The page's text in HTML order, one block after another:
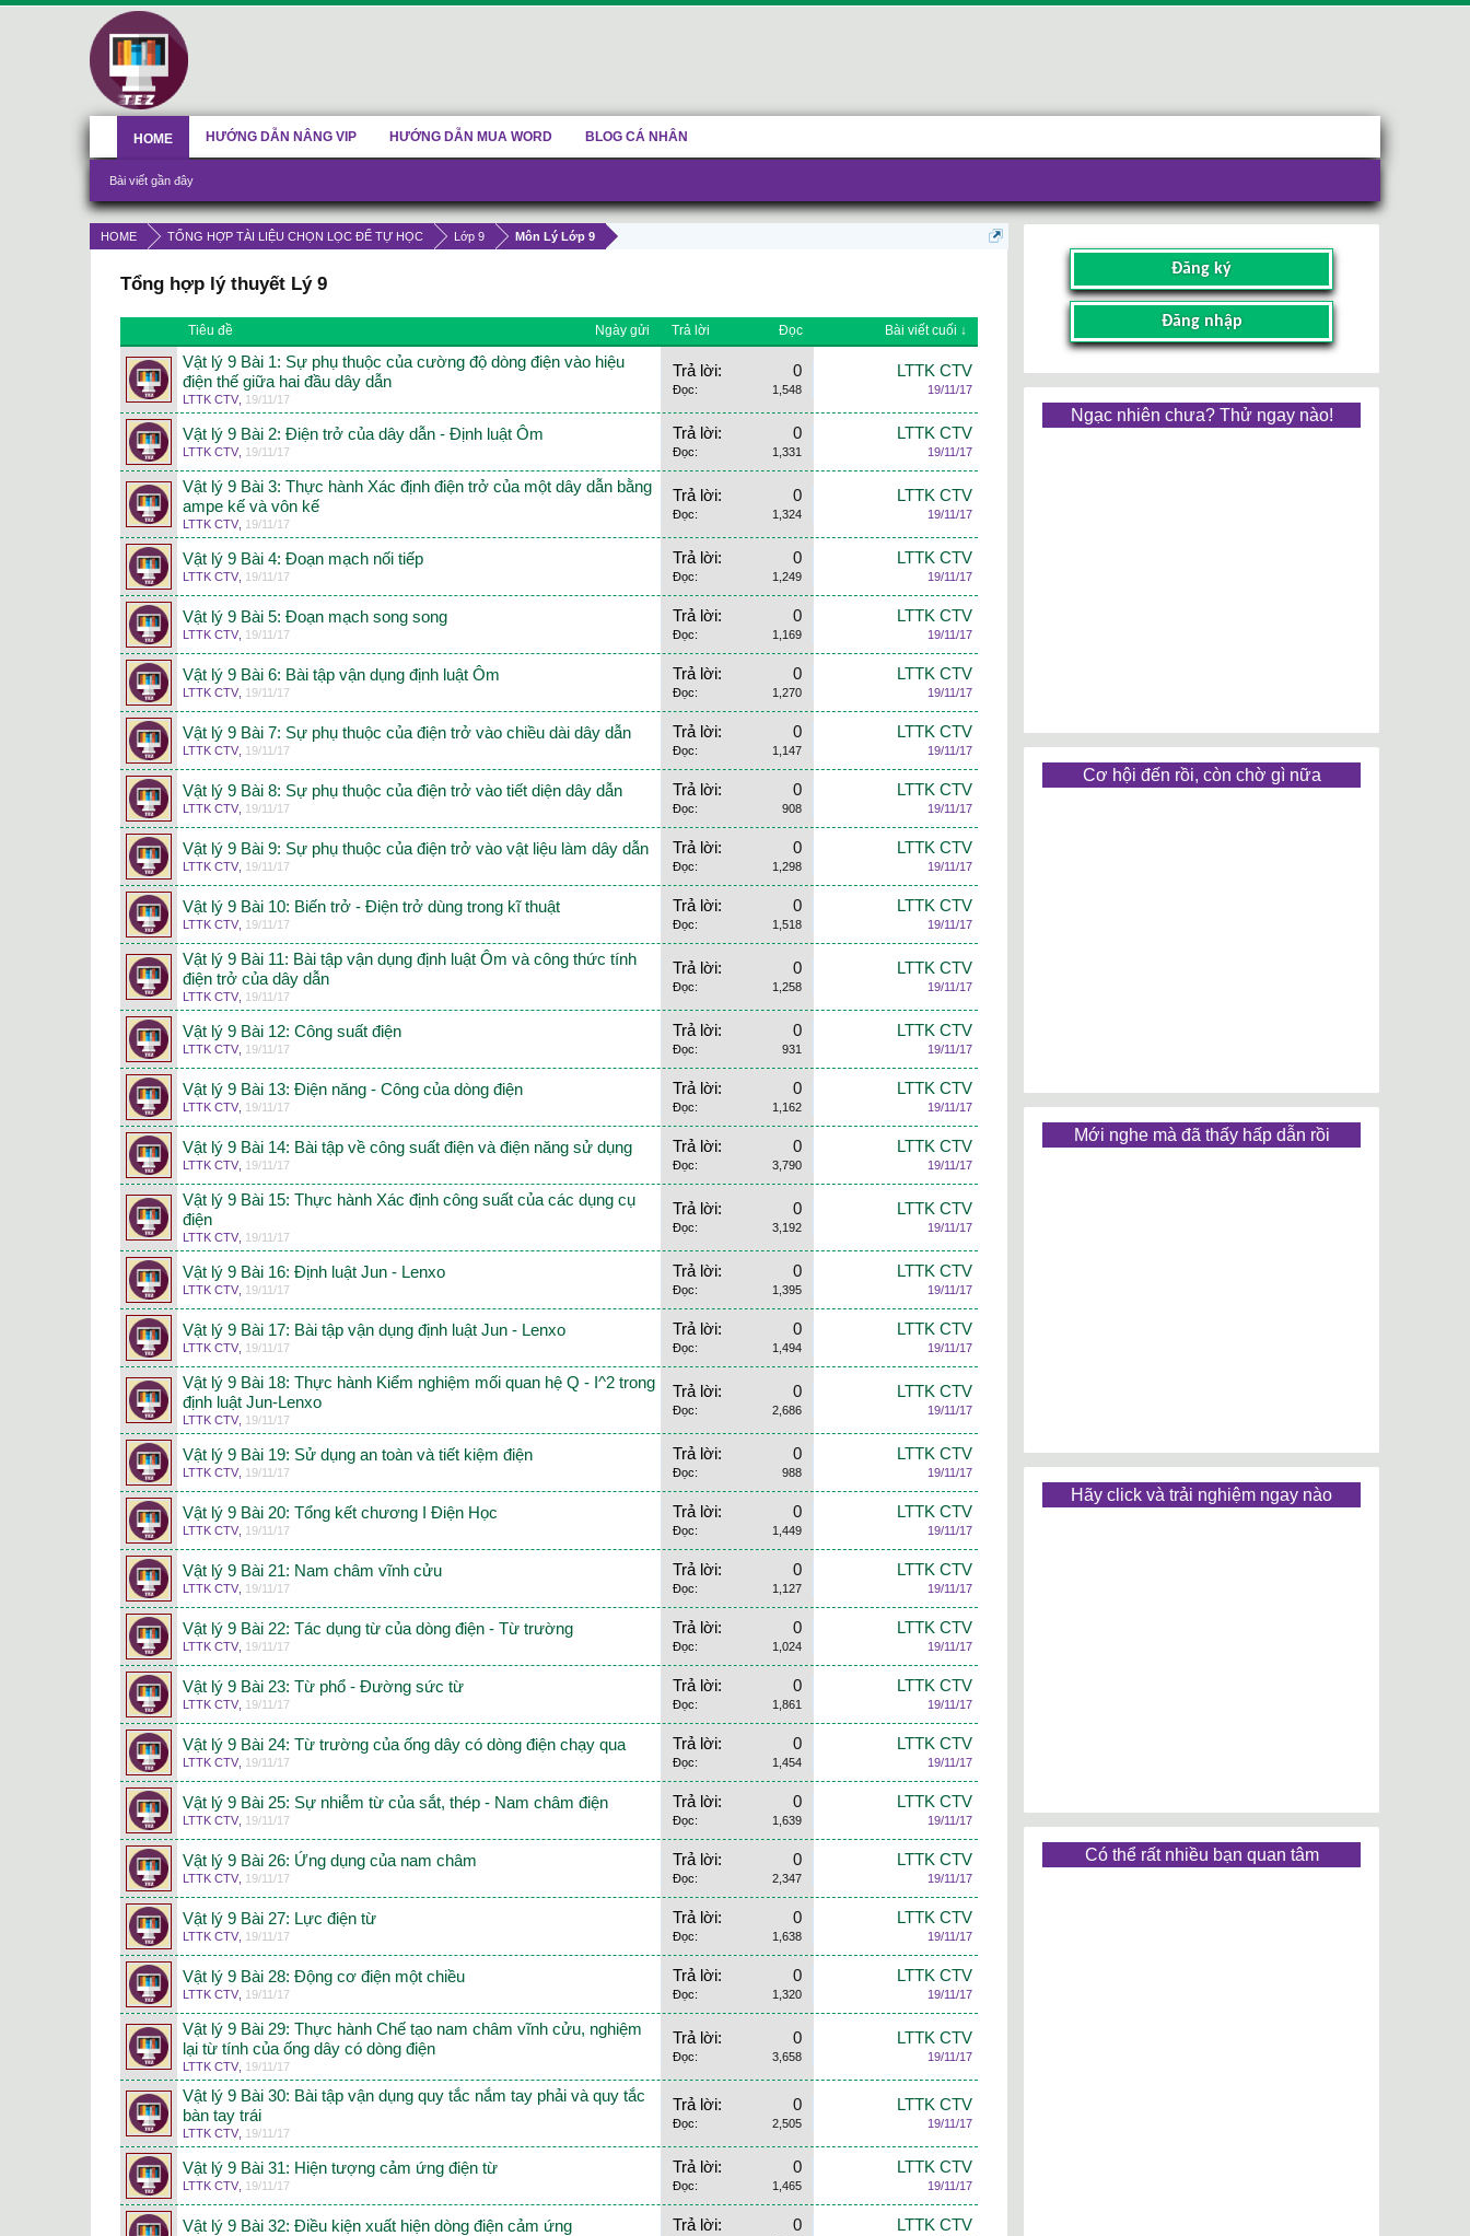
HOME TỔNG HỢP TÀI LIỆU CHỌN LỌC ĐỂ TỰ HỌC Lớp 9 Môn Lý Lớp 9
Tổng hợp lý thuyết Lý 9
Tiêu đề Ngày gửi Trả lời Đọc Bài viết cuối ↓
Vật lý 9 Bài 1: Sự phụ thuộc của cường độ dòng điện vào hiệu
điện thế giữa hai đầu dây dẫn
LTTK CTV 19/11/17
Trả lời: 0
Đọc: 1,548
LTTK CTV
19/11/17
Vật lý 9 Bài 2: Điện trở của dây dẫn - Định luật Ôm
LTTK CTV 19/11/17
Trả lời: 0
Đọc: 1,331
LTTK CTV
19/11/17
Vật lý 9 Bài 3: Thực hành Xác định điện trở của một dây dẫn bằng
ampe kế và vôn kế
LTTK CTV 19/11/17
Trả lời: 0
Đọc: 1,324
LTTK CTV
19/11/17
Vật lý 9 Bài 4: Đoạn mạch nối tiếp
LTTK CTV 19/11/17
Trả lời: 0
Đọc: 1,249
LTTK CTV
19/11/17
Vật lý 9 Bài 5: Đoạn mạch song song
LTTK CTV 19/11/17
Trả lời: 0
Đọc: 1,169
LTTK CTV
19/11/17
Vật lý 9 Bài 6: Bài tập vận dụng định luật Ôm
LTTK CTV 19/11/17
Trả lời: 0
Đọc: 1,270
LTTK CTV
19/11/17
Vật lý 9 Bài 7: Sự phụ thuộc của điện trở vào chiều dài dây dẫn
LTTK CTV 19/11/17
Trả lời: 0
Đọc: 1,147
LTTK CTV
19/11/17
Vật lý 9 Bài 8: Sự phụ thuộc của điện trở vào tiết diện dây dẫn
LTTK CTV 19/11/17
Trả lời: 0
Đọc: 908
LTTK CTV
19/11/17
Vật lý 9 Bài 9: Sự phụ thuộc của điện trở vào vật liệu làm dây dẫn
LTTK CTV 19/11/17
Trả lời: 0
Đọc: 1,298
LTTK CTV
19/11/17
Vật lý 9 Bài 10: Biến trở - Điện trở dùng trong kĩ thuật
LTTK CTV 19/11/17
Trả lời: 0
Đọc: 1,518
LTTK CTV
19/11/17
Vật lý 9 Bài 11: Bài tập vận dụng định luật Ôm và công thức tính
điện trở của dây dẫn
LTTK CTV 19/11/17
Trả lời: 0
Đọc: 1,258
LTTK CTV
19/11/17
Vật lý 9 Bài 12: Công suất điện
LTTK CTV 19/11/17
Trả lời: 0
Đọc: 931
LTTK CTV
19/11/17
Vật lý 9 Bài 13: Điện năng - Công của dòng điện
LTTK CTV 19/11/17
Trả lời: 0
Đọc: 1,162
LTTK CTV
19/11/17
Vật lý 9 Bài 14: Bài tập về công suất điện và điện năng sử dụng
LTTK CTV 19/11/17
Trả lời: 0
Đọc: 3,790
LTTK CTV
19/11/17
Vật lý 9 Bài 15: Thực hành Xác định công suất của các dụng cụ
điện
LTTK CTV 19/11/17
Trả lời: 0
Đọc: 3,192
LTTK CTV
19/11/17
Vật lý 9 Bài 16: Định luật Jun - Lenxo
LTTK CTV 19/11/17
Trả lời: 0
Đọc: 1,395
LTTK CTV
19/11/17
Vật lý 9 Bài 17: Bài tập vận dụng định luật Jun - Lenxo
LTTK CTV 19/11/17
Trả lời: 0
Đọc: 1,494
LTTK CTV
19/11/17
Vật lý 9 Bài 18: Thực hành Kiểm nghiệm mối quan hệ Q - I^2 trong
định luật Jun-Lenxo
LTTK CTV 19/11/17
Trả lời: 0
Đọc: 2,686
LTTK CTV
19/11/17
Vật lý 9 Bài 19: Sử dụng an toàn và tiết kiệm điện
LTTK CTV 19/11/17
Trả lời: 0
Đọc: 988
LTTK CTV
19/11/17
Vật lý 9 Bài 20: Tổng kết chương I Điện Học
LTTK CTV 19/11/17
Trả lời: 0
Đọc: 1,449
LTTK CTV
19/11/17
Vật lý 9 Bài 21: Nam châm vĩnh cửu
LTTK CTV 19/11/17
Trả lời: 0
Đọc: 1,127
LTTK CTV
19/11/17
Vật lý 9 Bài 22: Tác dụng từ của dòng điện - Từ trường
LTTK CTV 19/11/17
Trả lời: 0
Đọc: 1,024
LTTK CTV
19/11/17
Vật lý 9 Bài 23: Từ phổ - Đường sức từ
LTTK CTV 19/11/17
Trả lời: 0
Đọc: 1,861
LTTK CTV
19/11/17
Vật lý 9 Bài 24: Từ trường của ống dây có dòng điện chạy qua
LTTK CTV 19/11/17
Trả lời: 0
Đọc: 1,454
LTTK CTV
19/11/17
Vật lý 9 Bài 25: Sự nhiễm từ của sắt, thép - Nam châm điện
LTTK CTV 19/11/17
Trả lời: 0
Đọc: 1,639
LTTK CTV
19/11/17
Vật lý 9 Bài 26: Ứng dụng của nam châm
LTTK CTV 19/11/17
Trả lời: 0
Đọc: 2,347
LTTK CTV
19/11/17
Vật lý 9 Bài 27: Lực điện từ
LTTK CTV 19/11/17
Trả lời: 0
Đọc: 1,638
LTTK CTV
19/11/17
Vật lý 9 Bài 28: Động cơ điện một chiều
LTTK CTV 19/11/17
Trả lời: 0
Đọc: 1,320
LTTK CTV
19/11/17
Vật lý 9 Bài 29: Thực hành Chế tạo nam châm vĩnh cửu, nghiệm
lại từ tính của ống dây có dòng điện
LTTK CTV 19/11/17
Trả lời: 0
Đọc: 3,658
LTTK CTV
19/11/17
Vật lý 9 Bài 30: Bài tập vận dụng quy tắc nắm tay phải và quy tắc
bàn tay trái
LTTK CTV 19/11/17
Trả lời: 0
Đọc: 2,505
LTTK CTV
19/11/17
Vật lý 9 Bài 31: Hiện tượng cảm ứng điện từ
LTTK CTV 19/11/17
Trả lời: 0
Đọc: 1,465
LTTK CTV
19/11/17
Vật lý 9 Bài 32: Điều kiện xuất hiện dòng điện cảm ứng Trả lời: 0 LTTK CTV
Đăng ký
Đăng nhập
Ngạc nhiên chưa? Thử ngay nào!
Cơ hội đến rồi, còn chờ gì nữa
Mới nghe mà đã thấy hấp dẫn rồi
Hãy click và trải nghiệm ngay nào
Có thể rất nhiều bạn quan tâm
HOME
Bài viết gần đây
HƯỚNG DẪN NÂNG VIP HƯỚNG DẪN MUA WORD BLOG CÁ NHÂN